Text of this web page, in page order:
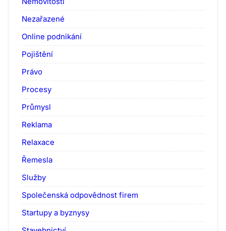
Nezařazené
Online podnikání
Pojištění
Právo
Procesy
Průmysl
Reklama
Relaxace
Řemesla
Služby
Společenská odpovědnost firem
Startupy a byznysy